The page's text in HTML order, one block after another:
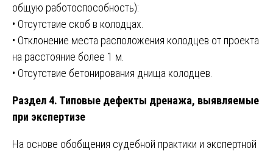
общую работоспособность):
• Отсутствие скоб в колодцах.
• Отклонение места расположения колодцев от проекта
на расстояние более 1 м.
• Отсутствие бетонирования днища колодцев.
Раздел 4. Типовые дефекты дренажа, выявляемые
при экспертизе
На основе обобщения судебной практики и экспертной